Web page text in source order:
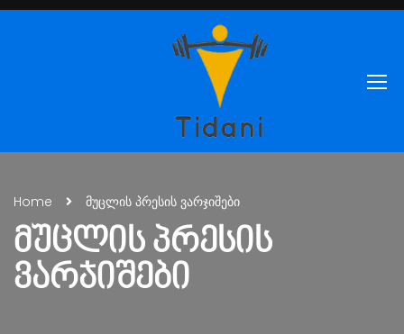
Home მუცლის პრესის ვარჯიშები
ᲛᲣᲪᲚᲘᲡ ᲞᲠᲔᲡᲘᲡ
ᲕᲐᲠᲯᲘᲨᲔᲑᲘ